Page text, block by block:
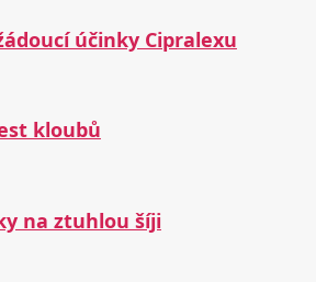
účinky Cipralexu
kloubů
na ztuhlou šíji